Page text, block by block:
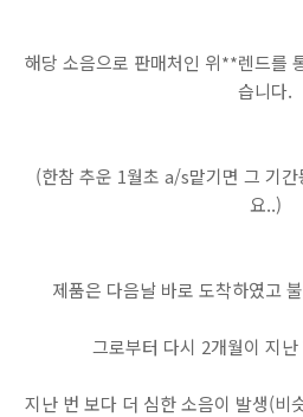
해당 소음으로 판매처인 위**렌드를
습니다.
(한참 추운 1월초 a/s맡기면 그 기
요..)
제품은 다음날 바로 도착하였고
그로부터 다시 2개월이 지
지난 번 보다 더 심한 소음이 발생(비